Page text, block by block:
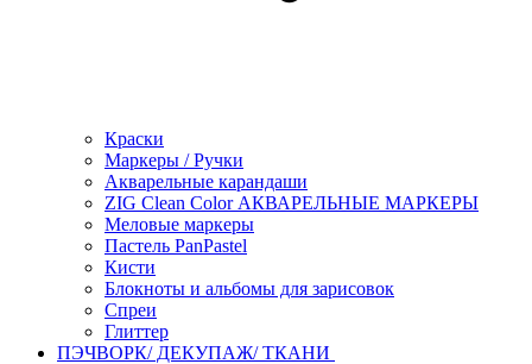
Краски
Маркеры / Ручки
Акварельные карандаши
ZIG Clean Color АКВАРЕЛЬНЫЕ МАРКЕРЫ
Меловые маркеры
Пастель PanPastel
Кисти
Блокноты и альбомы для зарисовок
Спреи
Глиттер
ПЭЧВОРК/ ДЕКУПАЖ/ ТКАНИ